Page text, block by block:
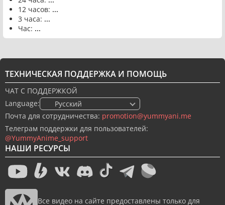
12 часов: ...
3 часа: ...
Час: ...
НАШИ РЕСУРСЫ
Все видео на сайте предоставлены только для
ТЕХНИЧЕСКАЯ ПОДДЕРЖКА И ПОМОЩЬ
ЧАТ С ПОДДЕРЖКОЙ
Language:
🇷🇺 Русский
Почта для сотрудничества: promotion@yummyani.me
Телеграм поддержки для пользователей:
@YummyAnime_support